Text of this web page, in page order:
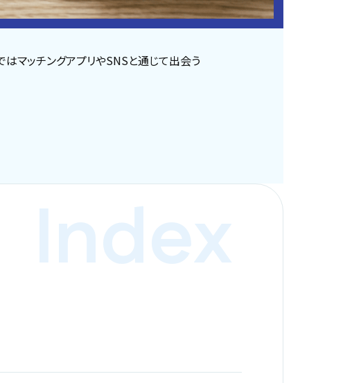
はマッチングアプリやSNSと通じて出会う